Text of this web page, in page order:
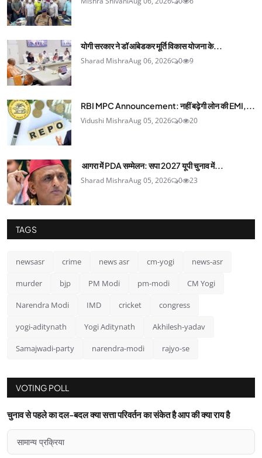
योगी सरकार ने डॉ आंबेडकर मूर्ति विकास योजना के...
Sharad MishraAug 06, 2026 0 9
RBI MPC Announcement: नहीं बढ़ेगी लोन की EMI,...
Vidushi MishraAug 05, 2026 0 20
आगरा में PDA सम्मेलन: सपा 2027 यूपी चुनाव में...
Sharad MishraAug 05, 2026 0 23
TAGS
newsasr crime news asr cm-yogi news-asr
murder bjp PM Modi pm-modi CM Yogi
Narendra Modi IMD cricket congress
yogi-aditynath Yogi Aditynath Akhilesh-yadav
Samajwadi-party narendra-modi rajyo-se
VOTING POLL
चुनाव से पहले का दल-बदल क्या सत्ता परिवर्तन का संकेत है आप की क्या राय है
सामान्य प्रक्रिया